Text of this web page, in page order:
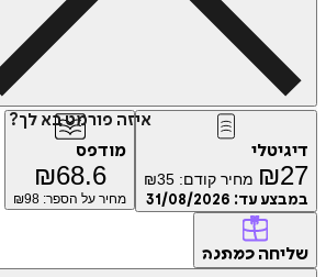
איזה פורמט בא לך?
דיגיטלי
₪27 מחיר קודם: ₪35
במבצע עד: 31/08/2026
מודפס
₪68.6
מחיר על הספר: ₪ 98
שליחה כמתנה